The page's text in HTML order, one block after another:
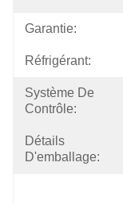
Garantie:
Réfrigérant:
Système De
Contrôle:
Détails
D'emballage: